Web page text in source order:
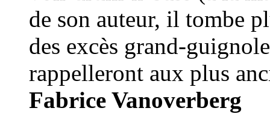
de son auteur, il tombe
des excès grand-
rappelleront aux plus
Fabrice Vanoverberg